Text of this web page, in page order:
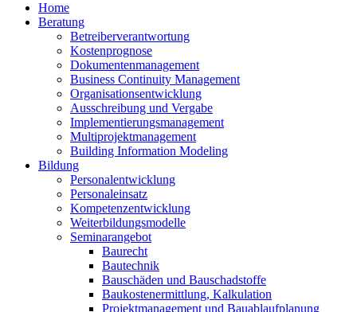
Home
Beratung
Betreiberverantwortung
Kostenprognose
Dokumentenmanagement
Business Continuity Management
Organisationsentwicklung
Ausschreibung und Vergabe
Implementierungsmanagement
Multiprojektmanagement
Building Information Modeling
Bildung
Personalentwicklung
Personaleinsatz
Kompetenzentwicklung
Weiterbildungsmodelle
Seminarangebot
Baurecht
Bautechnik
Bauschäden und Bauschadstoffe
Baukostenermittlung, Kalkulation
Projektmanagement und Bauablaufplanung